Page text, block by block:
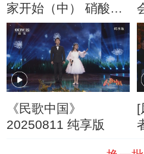
家开始（中） 硝酸甘
油你用对了吗？
《民歌中国》
20250811 纯享版
[